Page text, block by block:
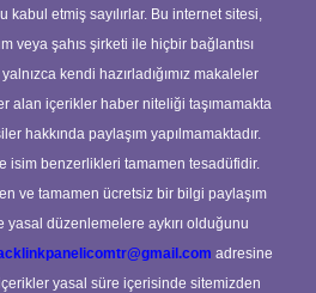
etmiş sayılırlar. Bu internet sitesi,
veya şahıs şirketi ile hiçbir bağlantısı
kendi hazırladığımız makaleler
alan içerikler haber niteliği taşımamakta
hakkında paylaşım yapılmamaktadır.
isim benzerlikleri tamamen tesadüfidir.
ve tamamen ücretsiz bir bilgi paylaşım
yasal düzenlemelere aykırı olduğunu
adresine
yasal süre içerisinde sitemizden